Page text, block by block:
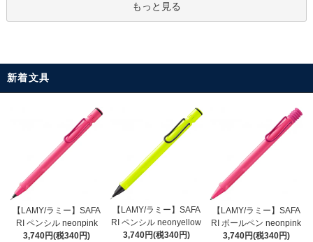
もっと見る
新着文具
【LAMY/ラミー】SAFA
RI ペンシル neonpink
3,740円(税340円)
【LAMY/ラミー】SAFA
RI ペンシル neonyellow
3,740円(税340円)
【LAMY/ラミー】SAFA
RI ボールペン neonpink
3,740円(税340円)